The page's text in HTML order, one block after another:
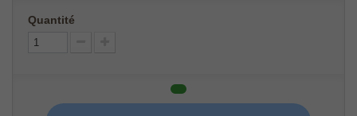
Quantité